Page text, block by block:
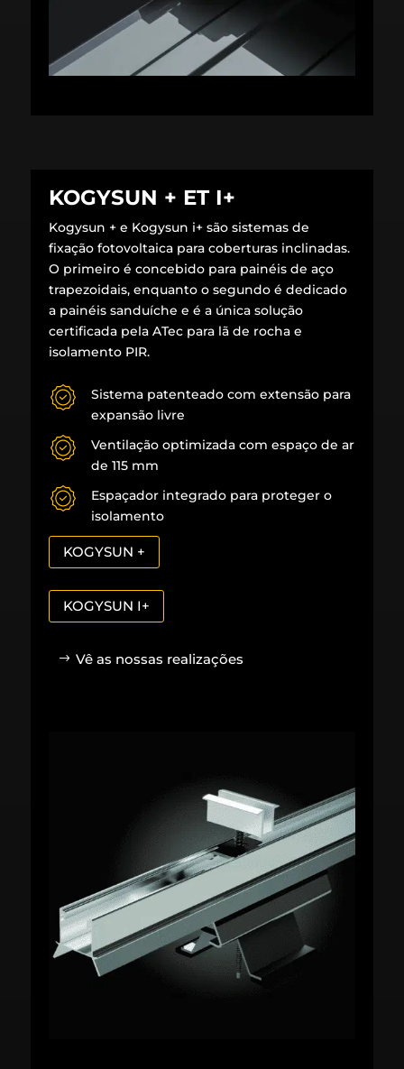
KOGYSUN + ET I+
Kogysun + e Kogysun i+ são sistemas de
fixação fotovoltaica para coberturas inclinadas.
O primeiro é concebido para painéis de aço
trapezoidais, enquanto o segundo é dedicado
a painéis sanduíche e é a única solução
certificada pela ATec para lã de rocha e
isolamento PIR.
Sistema patenteado com extensão para
expansão livre
Ventilação optimizada com espaço de ar
de 115 mm
Espaçador integrado para proteger o
isolamento
KOGYSUN +
KOGYSUN I+
Vê as nossas realizações